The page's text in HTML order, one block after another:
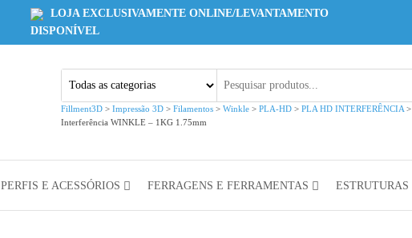
LOJA EXCLUSIVAMENTE ONLINE/LEVANTAMENTO
DISPONÍVEL
Fillment3D > Impressão 3D > Filamentos > Winkle > PLA-HD > PLA HD INTERFERÊNCIA >
Interferência WINKLE – 1KG 1.75mm
PERFIS E ACESSÓRIOS FERRAGENS E FERRAMENTAS ESTRUTURAS